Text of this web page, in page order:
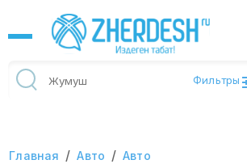
Фильтры
Главная / Авто / Авто